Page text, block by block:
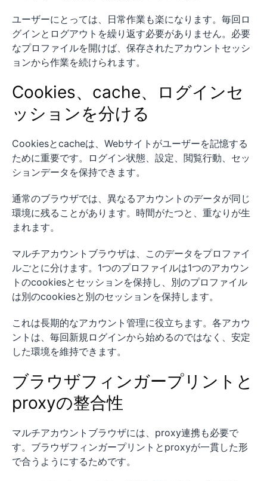
ユーザーにとっては、日常作業も楽になります。毎回ロ
グインとログアウトを繰り返す必要がありません。必要
なプロファイルを開けば、保存されたアカウントセッシ
ョンから作業を続けられます。
Cookies、cache、ログインセ
ッションを分ける
Cookiesとcacheは、Webサイトがユーザーを記憶する
ために重要です。ログイン状態、設定、閲覧行動、セッ
ションデータを保持できます。
通常のブラウザでは、異なるアカウントのデータが同じ
環境に残ることがあります。時間がたつと、重なりが生
まれます。
マルチアカウントブラウザは、このデータをプロファイ
ルごとに分けます。1つのプロファイルは1つのアカウン
トのcookiesとセッションを保持し、別のプロファイル
は別のcookiesと別のセッションを保持します。
これは長期的なアカウント管理に役立ちます。各アカウ
ントは、毎回新規ログインから始めるのではなく、安定
した環境を維持できます。
ブラウザフィンガープリントと
proxyの整合性
マルチアカウントブラウザには、proxy連携も必要で
す。ブラウザフィンガープリントとproxyが一貫した形
で合うようにするためです。